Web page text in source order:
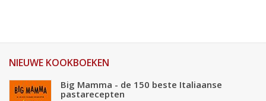
NIEUWE KOOKBOEKEN
Big Mamma - de 150 beste Italiaanse
pastarecepten